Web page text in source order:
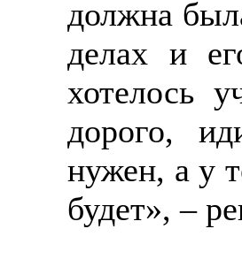
должна
делах и
хотелось
дорого,
нужен, а у
будет», –